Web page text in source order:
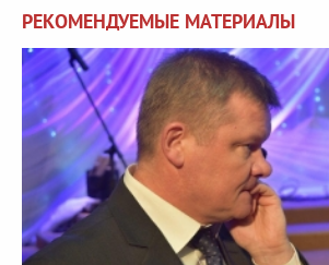
РЕКОМЕНДУЕМЫЕ МАТЕРИАЛЫ